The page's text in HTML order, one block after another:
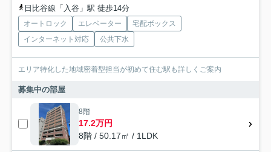
日比谷線「入谷」駅 徒歩14分
オートロック エレベーター
宅配ボックス
インターネット対応
公共下水
エリア特化した地域密着型担当が初めて住む駅も詳しくご案内
募集中の部屋
8階
17.2万円
8階 / 50.17㎡ / 1LDK